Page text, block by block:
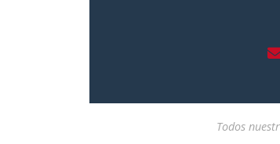
Todos